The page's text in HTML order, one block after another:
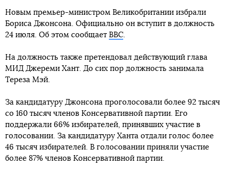
Новым премьер-министром Великобритании избрали
Бориса Джонсона. Официально он вступит в должность
24 июля. Об этом сообщает ВВС.
На должность также претендовал действующий глава
МИД Джереми Хант. До сих пор должность занимала
Тереза Мэй.
За кандидатуру Джонсона проголосовали более 92 тысяч
со 160 тысяч членов Консервативной партии. Его
поддержали 66% избирателей, принявших участие в
голосовании. За кандидатуру Ханта отдали голос более
46 тысяч избирателей. В голосовании приняли участие
более 87% членов Консервативной партии.